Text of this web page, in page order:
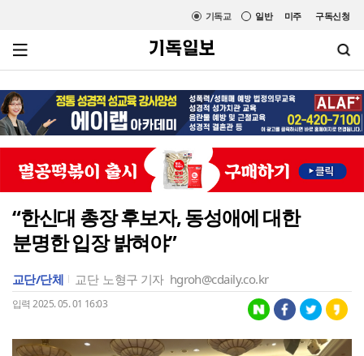
미주 구독신청
일반
기독교
“한신대 총장 후보자, 동성애에 대한
분명한 입장 밝혀야”
교단/단체 교단 노형구 기자 hgroh@cdaily.co.kr
입력 2025. 05. 01 16:03